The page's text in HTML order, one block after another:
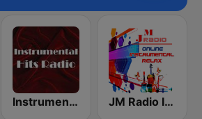
Instrumental Hits Radio JM Radio Instrumental Relax